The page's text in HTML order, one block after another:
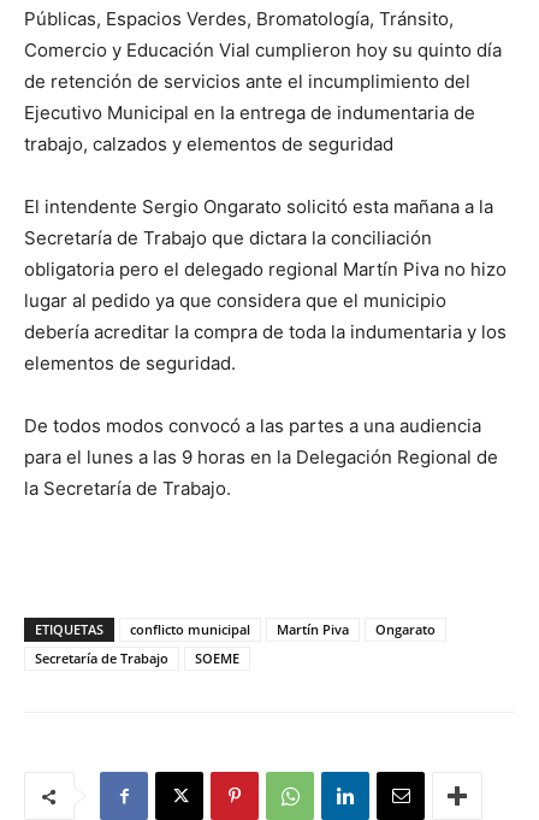
Públicas, Espacios Verdes, Bromatología, Tránsito,
Comercio y Educación Vial cumplieron hoy su quinto día
de retención de servicios ante el incumplimiento del
Ejecutivo Municipal en la entrega de indumentaria de
trabajo, calzados y elementos de seguridad
El intendente Sergio Ongarato solicitó esta mañana a la
Secretaría de Trabajo que dictara la conciliación
obligatoria pero el delegado regional Martín Piva no hizo
lugar al pedido ya que considera que el municipio
debería acreditar la compra de toda la indumentaria y los
elementos de seguridad.
De todos modos convocó a las partes a una audiencia
para el lunes a las 9 horas en la Delegación Regional de
la Secretaría de Trabajo.
ETIQUETAS conflicto municipal Martín Piva
Ongarato
Secretaría de Trabajo
SOEME